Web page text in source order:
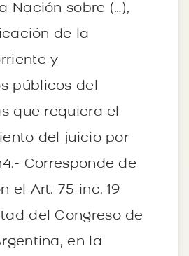
Nación sobre (…),
de la
y
públicos del
que requiera el
del juicio por
Corresponde de
el Art. 75 inc. 19
del Congreso de
en la